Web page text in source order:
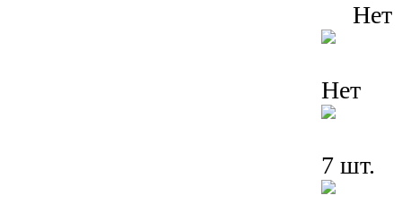
Нет
Нет
7 шт.